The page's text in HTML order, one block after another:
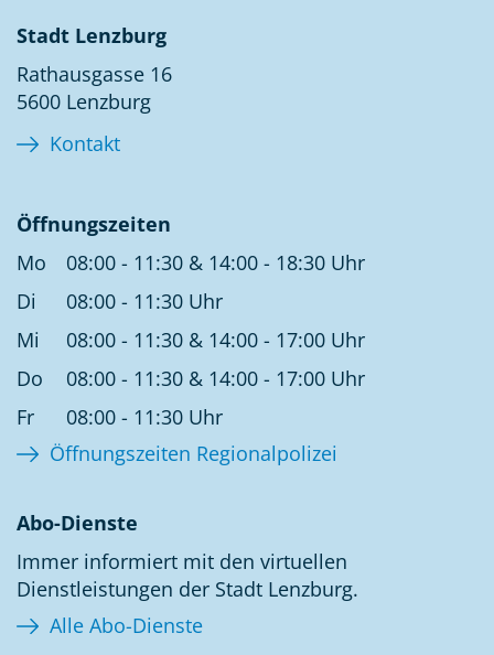
Stadt Lenzburg
Rathausgasse 16
5600 Lenzburg
Kontakt
Öffnungszeiten
Mo
08:00 - 11:30 & 14:00 - 18:30 Uhr
Di
08:00 - 11:30 Uhr
Mi
08:00 - 11:30 & 14:00 - 17:00 Uhr
Do
08:00 - 11:30 & 14:00 - 17:00 Uhr
Fr
08:00 - 11:30 Uhr
Öffnungszeiten Regionalpolizei
Abo-Dienste
Immer informiert mit den virtuellen
Dienstleistungen der Stadt Lenzburg.
Alle Abo-Dienste